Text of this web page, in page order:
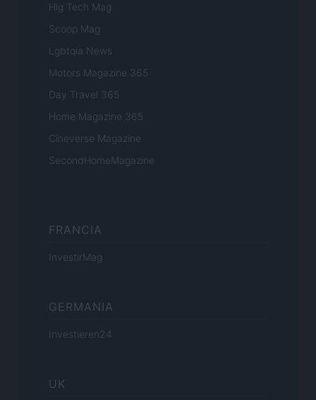
Hig Tech Mag
Scoop Mag
Lgbtqia News
Motors Magazine 365
Day Travel 365
Home Magazine 365
Cineverse Magazine
SecondHomeMagazine
FRANCIA
InvestirMag
GERMANIA
Investieren24
UK